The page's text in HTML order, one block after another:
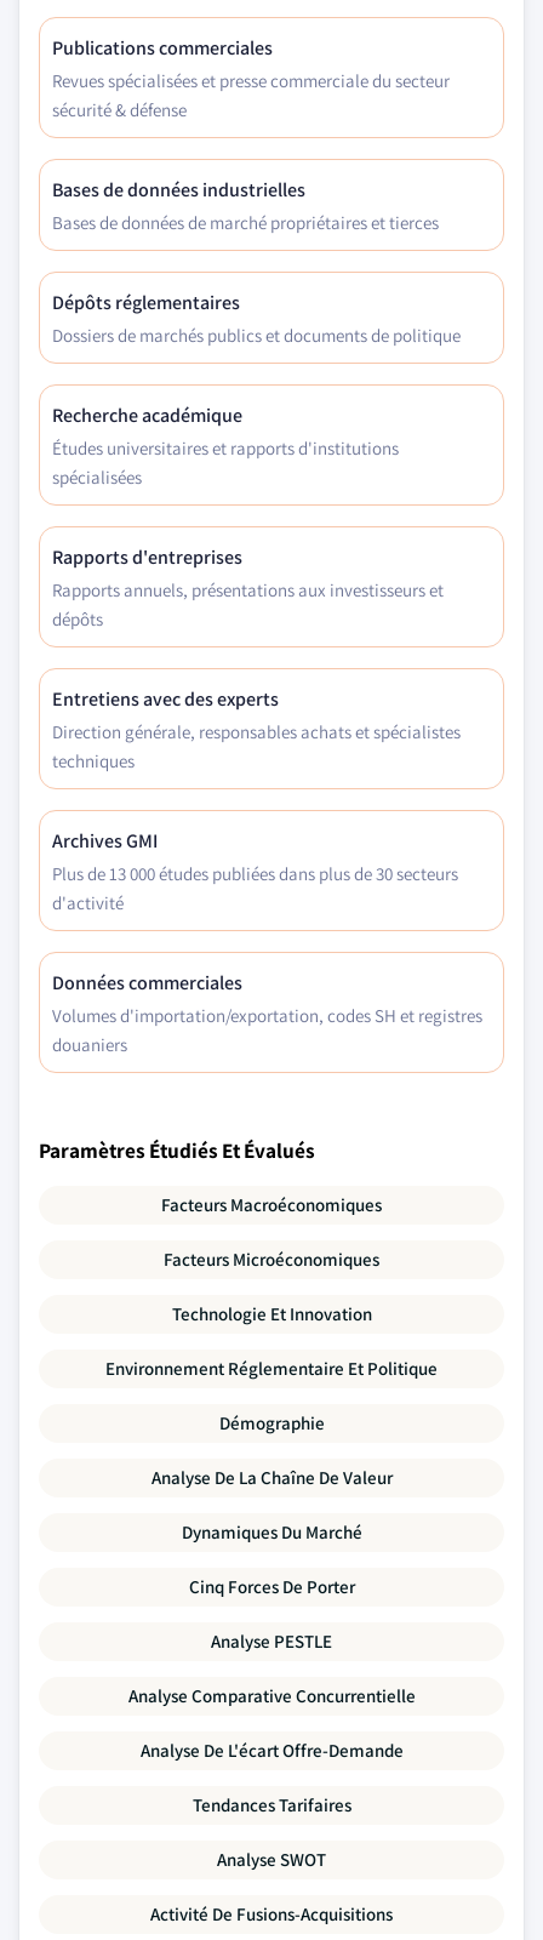
Publications commerciales
Revues spécialisées et presse commerciale du secteur
sécurité & défense
Bases de données industrielles
Bases de données de marché propriétaires et tierces
Dépôts réglementaires
Dossiers de marchés publics et documents de politique
Recherche académique
Études universitaires et rapports d'institutions
spécialisées
Rapports d'entreprises
Rapports annuels, présentations aux investisseurs et
dépôts
Entretiens avec des experts
Direction générale, responsables achats et spécialistes
techniques
Archives GMI
Plus de 13 000 études publiées dans plus de 30 secteurs
d'activité
Données commerciales
Volumes d'importation/exportation, codes SH et registres
douaniers
Paramètres Étudiés Et Évalués
Facteurs Macroéconomiques
Facteurs Microéconomiques
Technologie Et Innovation
Environnement Réglementaire Et Politique
Démographie
Analyse De La Chaîne De Valeur
Dynamiques Du Marché
Cinq Forces De Porter
Analyse PESTLE
Analyse Comparative Concurrentielle
Analyse De L'écart Offre-Demande
Tendances Tarifaires
Analyse SWOT
Activité De Fusions-Acquisitions